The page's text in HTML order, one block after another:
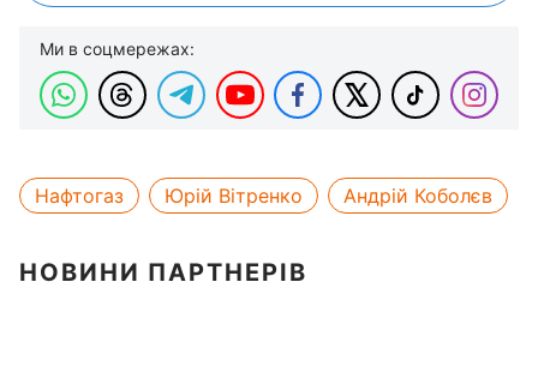
Ми в соцмережах:
Нафтогаз Юрій Вітренко Андрій Коболєв
НОВИНИ ПАРТНЕРІВ